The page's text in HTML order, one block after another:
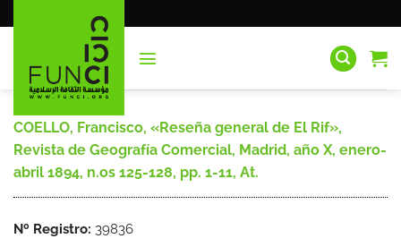
al
COELLO, Francisco, «Reseña general de El Rif»,
Revista de Geografía Comercial, Madrid, año X, enero-
abril 1894, n.os 125-128, pp. 1-11, At.
Nº Registro: 39836